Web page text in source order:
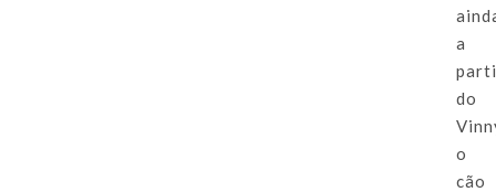
a
do
o
cão